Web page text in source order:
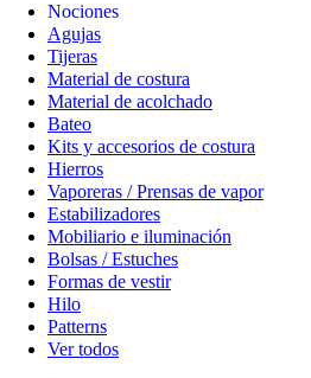
Nociones
Agujas
Tijeras
Material de costura
Material de acolchado
Bateo
Kits y accesorios de costura
Hierros
Vaporeras / Prensas de vapor
Estabilizadores
Mobiliario e iluminación
Bolsas / Estuches
Formas de vestir
Hilo
Patterns
Ver todos